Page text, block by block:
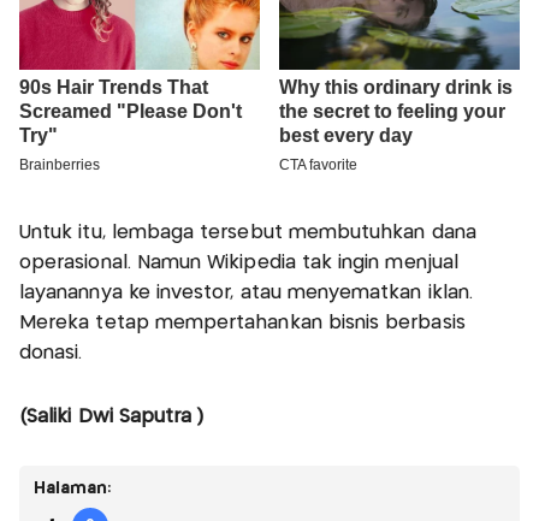
Untuk itu, lembaga tersebut membutuhkan dana
operasional. Namun Wikipedia tak ingin menjual
layanannya ke investor, atau menyematkan iklan.
Mereka tetap mempertahankan bisnis berbasis
donasi.
(Saliki Dwi Saputra )
Halaman: